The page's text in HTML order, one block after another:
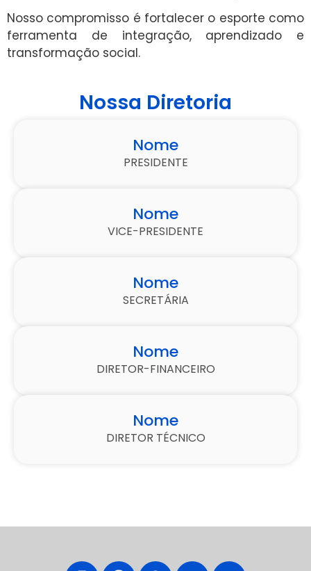
Nosso compromisso é fortalecer o esporte como
ferramenta de integração, aprendizado e
transformação social.
Nossa Diretoria
Nome
PRESIDENTE
Nome
VICE-PRESIDENTE
Nome
SECRETÁRIA
Nome
DIRETOR-FINANCEIRO
Nome
DIRETOR TÉCNICO